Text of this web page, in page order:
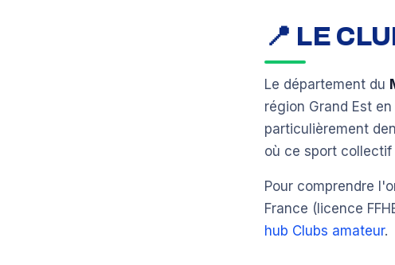
📍 LE
Le département du
région Grand Est
particulièrement
où ce sport collectif
Pour comprendre
France (licence
hub Clubs amateur.